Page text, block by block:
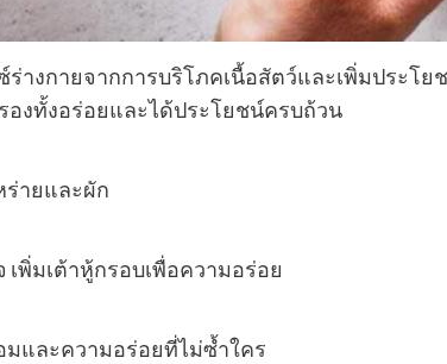
ร่างกายจากการบริโภคเนื้อสัตว์และเพิ่มประ
องทั้งอร่อยและได้ประโยชน์ครบถ้วน
ายและผัก
พิ่มเต้าหู้กรอบเพื่อความอร่อย
และความอร่อยที่ไม่ซ้ำใคร